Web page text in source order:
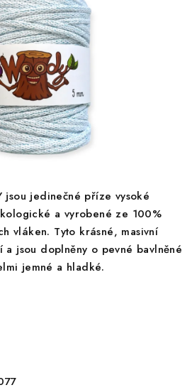
jsou jedinečné příze vysoké
a vyrobené ze 100%
vláken. Tyto krásné, masivní
a jsou doplněny o pevné bavlněné
jemné a hladké.